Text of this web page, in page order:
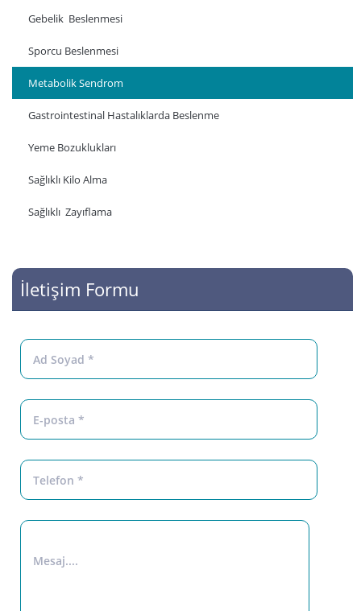
Gebelik Beslenmesi
Sporcu Beslenmesi
Metabolik Sendrom
Gastrointestinal Hastalıklarda Beslenme
Yeme Bozuklukları
Sağlıklı Kilo Alma
Sağlıklı Zayıflama
İletişim Formu